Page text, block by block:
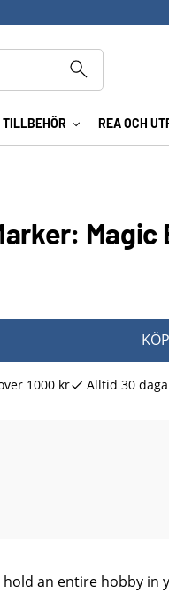
TILLBEHÖR REA OCH
Magic
KÖP
1000 kr Alltid 30
an entire hobby in